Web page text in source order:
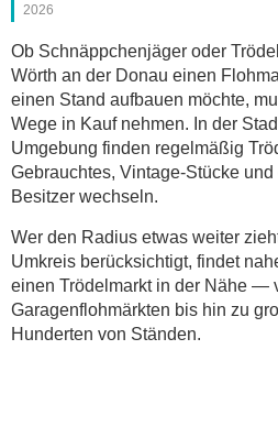
2026
Ob Schnäppchenjäger oder
Wörth an der Donau einen
einen Stand aufbauen möchte,
Wege in Kauf nehmen. In der
Umgebung finden regelmäßig
Gebrauchtes, Vintage-Stücke
Besitzer wechseln.
Wer den Radius etwas weiter
Umkreis berücksichtigt, findet
einen Trödelmarkt in der Nähe —
Garagenflohmärkten bis hin zu
Hunderten von Ständen.